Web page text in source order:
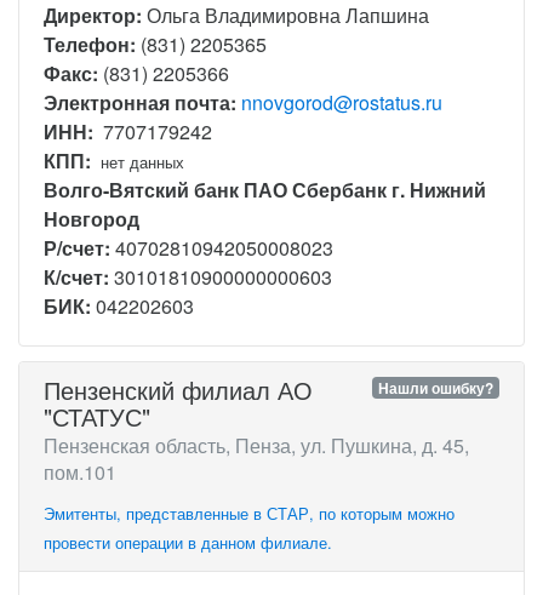
Директор: Ольга Владимировна Лапшина
Телефон: (831) 2205365
Факс: (831) 2205366
Электронная почта: nnovgorod@rostatus.ru
ИНН: 7707179242
КПП: нет данных
Волго-Вятский банк ПАО Сбербанк г. Нижний
Новгород
Р/счет: 40702810942050008023
К/счет: 30101810900000000603
БИК: 042202603
Нашли ошибку?
Пензенский филиал АО
"СТАТУС"
Пензенская область, Пенза, ул. Пушкина, д. 45,
пом.101
Эмитенты, представленные в СТАР, по которым можно
провести операции в данном филиале.